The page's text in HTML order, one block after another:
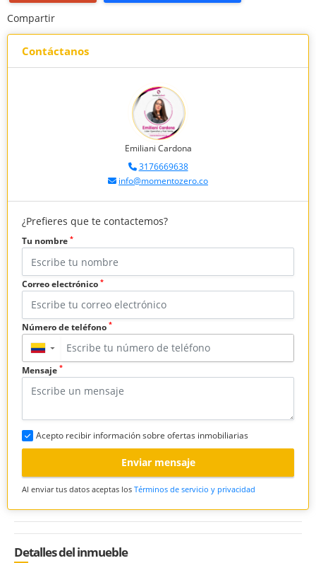
Compartir
Contáctanos
Emiliani Cardona
3176669638
info@momentozero.co
¿Prefieres que te contactemos?
Tu nombre *
Correo electrónico *
Número de teléfono *
▼
Mensaje *
Acepto recibir información sobre ofertas inmobiliarias
Enviar mensaje
Al enviar tus datos aceptas los Términos de servicio y privacidad
Detalles del inmueble